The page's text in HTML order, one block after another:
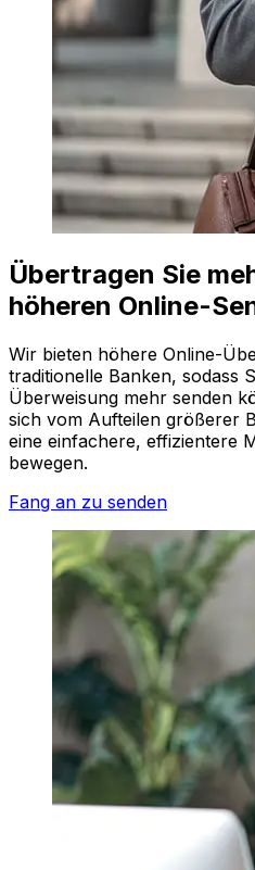
Übertragen Sie
höheren Online-
Wir bieten höhere Online-
traditionelle Banken, sodass
Überweisung mehr senden
sich vom Aufteilen größerer
eine einfachere, effizientere
bewegen.
Fang an zu senden